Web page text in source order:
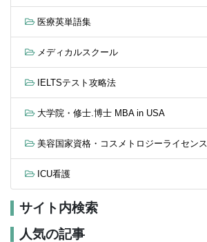
医療英単語集
メディカルスクール
IELTSテスト攻略法
大学院・修士.博士 MBA in USA
美容国家資格・コスメトロジーライセンス
ICU看護
サイト内検索
人気の記事